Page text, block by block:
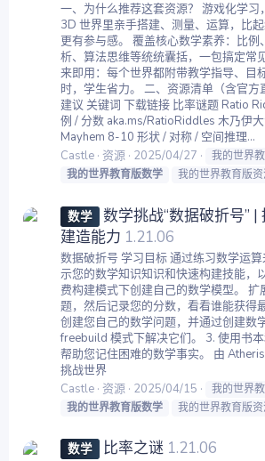
一、为什么推荐这套资源？ 游戏化学习
3D 世界里亲手搭建、测量、运算，比
更有参与感。 覆盖核心数学素养：比
析、算法思维等统统囊括，一包搞定常
来即用：每个世界都附带教学指导、目
时，学生省力。 二、资源清单（含官方
建议 关键词 下载链接 比率谜题 Ratio
例 / 分数 aka.ms/RatioRiddles 木乃伊
Mayhem 8-10 形状 / 对称 / 空间推理...
Castle 资源 2025/04/27
我的世界
我的世界教育版数学
我的世界教育版
数学
数学挑战“数据破折号” |
建造能力 1.21.06
数据破折号 学习目标 通过练习数学运
示您的数学知识知识和快速构建技能，
费构建模式下创建自己的数学模型。 扩
题，然后记录您的分数，看看谁能获得
创建您自己的数学问题，并通过创建数
freebuild 模式下解决它们。 3. 使用书本
帮助您记住困难的数学事实。 由
挑战世界
Castle 资源 2025/04/15
我的世界
我的世界教育版数学
我的世界教育版
数学 比率之谜 1.21.06